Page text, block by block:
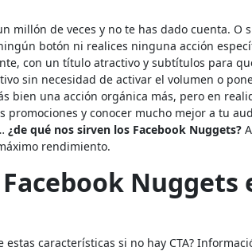
millón de veces y no te has dado cuenta. O
botón ni realices ninguna acción
con un título atractivo y subtítulos para
sin necesidad de activar el volumen o
bien una acción orgánica más, pero en
y conocer mucho mejor a tu
¿de qué nos sirven los Facebook Nuggets? A
rendimiento.
Nuggets
características si no hay CTA?